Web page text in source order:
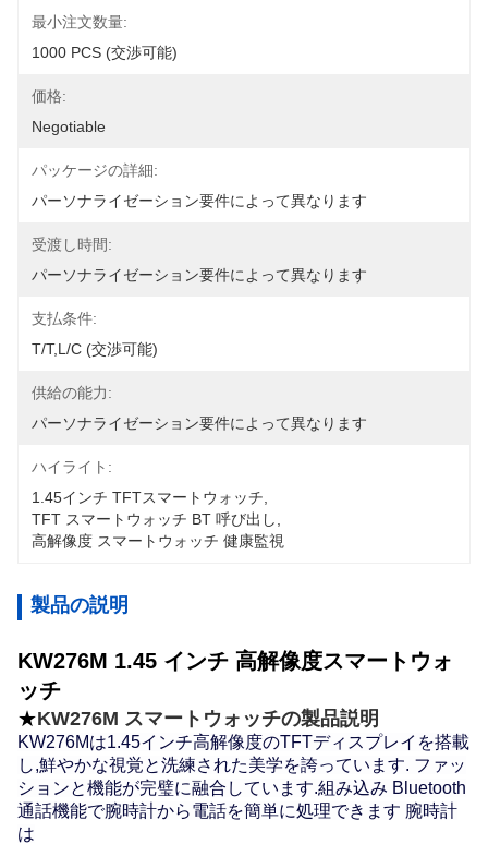
最小注文数量:
1000 PCS (交渉可能)
価格:
Negotiable
パッケージの詳細:
パーソナライゼーション要件によって異なります
受渡し時間:
パーソナライゼーション要件によって異なります
支払条件:
T/T,L/C (交渉可能)
供給の能力:
パーソナライゼーション要件によって異なります
ハイライト:
1.45インチ TFTスマートウォッチ
TFT スマートウォッチ BT 呼び出し
高解像度 スマートウォッチ 健康監視
製品の説明
KW276M 1.45 インチ 高解像度スマートウォ
ッチ
★KW276M スマートウォッチの製品説明
KW276Mは1.45インチ高解像度のTFTディスプレイを搭載
し,鮮やかな視覚と洗練された美学を誇っています. ファッ
ションと機能が完璧に融合しています.組み込み Bluetooth
通話機能で腕時計から電話を簡単に処理できます 腕時計
は